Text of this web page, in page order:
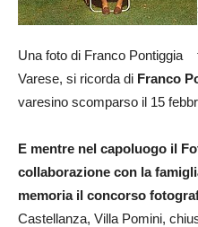
Una foto di Franco Pontiggia
Varese, si ricorda di Franco
varesino scomparso il 15
E mentre nel capoluogo il
collaborazione con la
memoria il concorso
Castellanza, Villa Pomini,